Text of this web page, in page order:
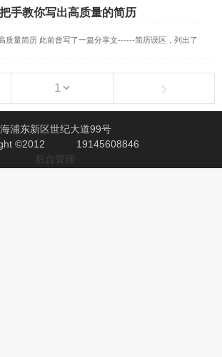
手教你写出高质量的简历
质量简历 此前曾写了一篇分享文------简历误区，列出了
›
海浦东新区世纪大道99号
©2012
19145608846
后台管理